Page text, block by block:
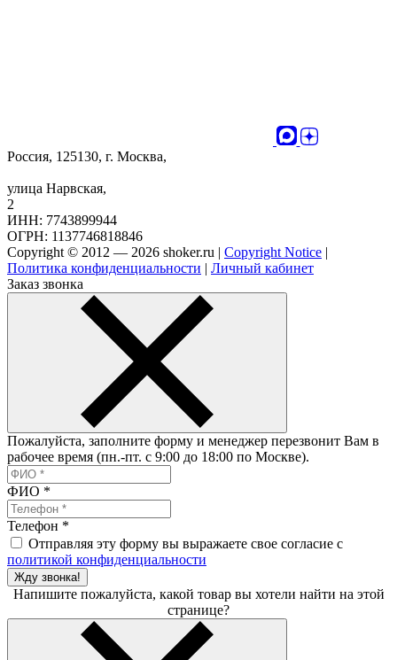
Россия, 125130, г. Москва,
улица Нарвская,
2
ИНН: 7743899944
ОГРН: 1137746818846
Copyright © 2012 — 2026 shoker.ru | Copyright Notice |
Политика конфиденциальности | Личный кабинет
Заказ звонка
Пожалуйста, заполните форму и менеджер перезвонит Вам в
рабочее время (пн.-пт. с 9:00 до 18:00 по Москве).
ФИО *
Телефон *
Отправляя эту форму вы выражаете свое согласие с
политикой конфиденциальности
Жду звонка!
Напишите пожалуйста, какой товар вы хотели найти на этой
странице?